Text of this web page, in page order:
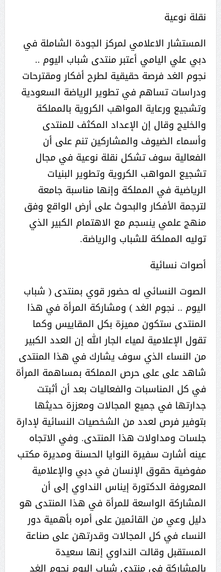
نقلة نوعية
المستشار الاعلامي لمركز الجودة الشاملة في
دبي علي اليامي أعتبر منتدى شباب اليوم ..
نجوم الغد فرصة حقيقية لطرح أفكار ومقترحات
ودراسات تساهم في تطوير الرياضة السعودية
وتشجيع ورعاية المواهب الكروية بالمملكة
والخليج وقال إن الإعداد المكثف للمنتدى
وأسماء الضيوف والمشاركين تنم على أن
الفعالية سوف تشكل نقلة نوعية في مجال
تشجيع المواهب الكروية وتطوير البنيات
الرياضية في المملكة وإنها مناسبة جامعة
لترجمة الأفكار والبحوث على أرض الواقع وفق
منهج علمي ينسجم مع الاهتمام الكبير الذي
توليه المملكة للشباب والرياضة.
أصوات نسائية
الصوت النسائي له حضور قوي بمنتدى ( شباب
اليوم .. نجوم الغد ) ومشاركة المرأة في هذا
المنتدى ستكون مميزة بكل المقاييس وكما
تقول الإعلامية لمياء الجار الله إن العدد الكبير
من النساء الذي سوف يشارك في هذا المنتدى
شاهد على على حرص المملكة بمساهمة المرأة
في كل المناسبات والفعاليات بعد أن أثبتت
جدارتها في جميع المجالات ومعززة حديثها
بتوفير فرص لعدد من الشخصيات النسائية لإدارة
جلسات ومداولات هذا المنتدى. وفي الاتجاه
عينه أشارت سفيرة النوايا الحسنة ومديرة مكتب
مفوضية حقوق الإنسان في دبي والإعلامية
المعروفة الدكتورة إيناس النداوي إلى أن
المشاركة الواسعة للمرأة في هذا المنتدى هو
دليل وعي من القائمين على أمره بأهمية دور
النساء في كل المجالات وقدرتهن على صناعة
المستقبل وقالت النداوي إنها سعيدة
بالمشاركة في منتدى شباب اليوم نجوم الغد